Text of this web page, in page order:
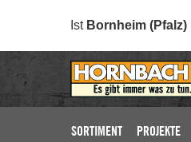
Ist Bornheim (Pfalz)
SORTIMENT PROJEKTE